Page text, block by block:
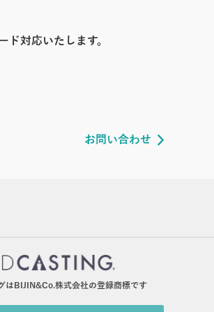
対応いたします。
お問い合わせ
はBIJIN&Co.株式会社の登録商標です